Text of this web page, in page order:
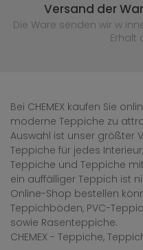
Versand der
Die Ware senden wir w
Erhalt
Bei CHEMEX kaufen Sie
moderne Teppiche zu
Auswahl ist unser größter
Teppiche für jedes
Teppiche und Teppiche
ein auffälliger Teppich ist
Online-Shop bestellen
Teppichböden, PVC-
sowie Rasenteppiche.
CHEMEX - Teppiche,